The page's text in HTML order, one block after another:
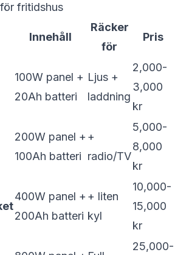
fritidshus
Innehåll
Räcker
för
Pris
100W panel +
20Ah batteri
Ljus +
laddning
2,000-
3,000
kr
200W panel +
100Ah batteri
+
radio/TV
5,000-
8,000
kr
400W panel +
200Ah batteri
+ liten
kyl
10,000-
15,000
kr
25,000-